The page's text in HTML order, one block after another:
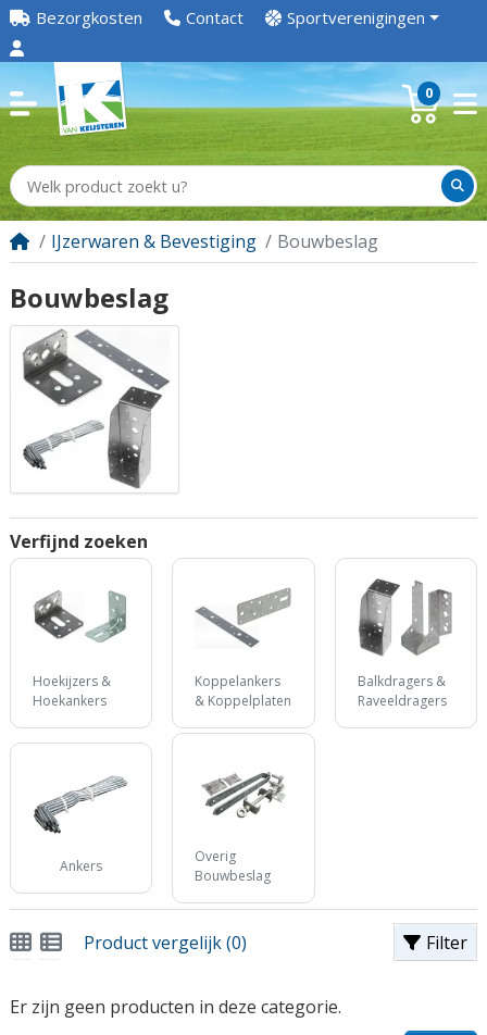
Bezorgkosten Contact Sportverenigingen
0
IJzerwaren & Bevestiging Bouwbeslag
Bouwbeslag
Verfijnd zoeken
Hoekijzers &
Hoekankers
Koppelankers
& Koppelplaten
Balkdragers &
Raveeldragers
Ankers
Overig
Bouwbeslag
Filter
Product vergelijk (0)
Er zijn geen producten in deze categorie.